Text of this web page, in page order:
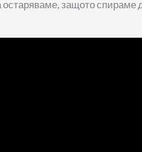
остаряваме, защото спираме